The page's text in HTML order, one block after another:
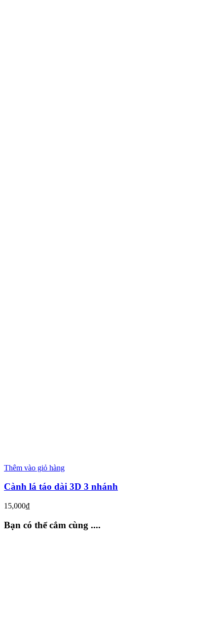
Thêm vào giỏ hàng
Cành lá táo dài 3D 3 nhánh
15,000₫
Bạn có thể cắm cùng ....